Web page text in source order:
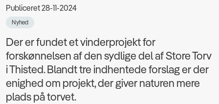
Publiceret 28-11-2024
Nyhed
Der er fundet et vinderprojekt for
forskønnelsen af den sydlige del af Store Torv
i Thisted. Blandt tre indhentede forslag er der
enighed om projekt, der giver naturen mere
plads på torvet.